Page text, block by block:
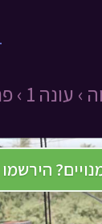
› עונה 1 ›